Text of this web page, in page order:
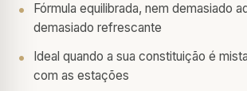
Fórmula equilibrada, nem demasiado
demasiado refrescante
Ideal quando a sua constituição é
com as estações